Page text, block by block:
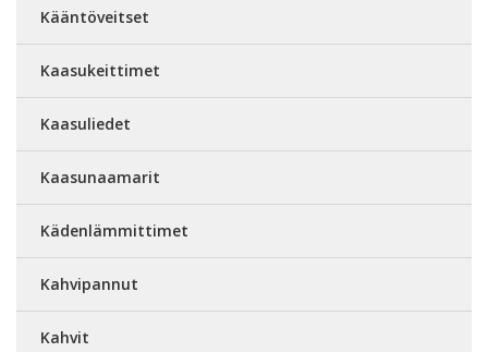
Kääntöveitset
Kaasukeittimet
Kaasuliedet
Kaasunaamarit
Kädenlämmittimet
Kahvipannut
Kahvit